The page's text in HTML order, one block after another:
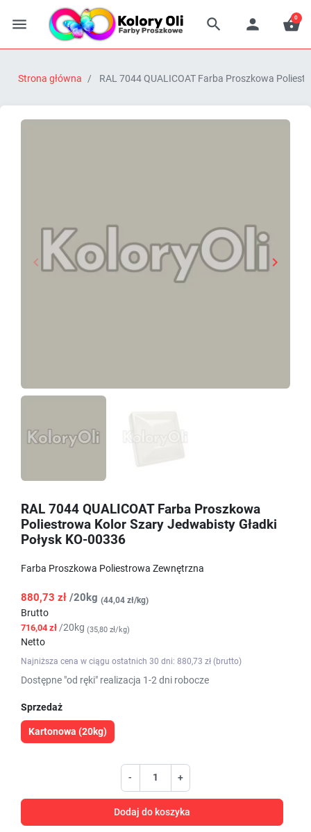
   
0
Strona główna RAL 7044 QUALICOAT Farba Proszkowa
Poprzedni
 
RAL 7044 QUALICOAT Farba Proszkowa
Poliestrowa Kolor Szary Jedwabisty Gładki
Połysk KO-00336
Farba Proszkowa Poliestrowa Zewnętrzna
880,73 zł /20kg (44,04 zł/kg)
Brutto
716,04 zł /20kg (35,80 zł/kg)
Netto
Najniższa cena w ciągu ostatnich 30 dni: 880,73 zł (brutto)
Dostępne "od ręki" realizacja 1-2 dni robocze
Sprzedaż
Kartonowa (20kg)
- +
Dodaj do koszyka